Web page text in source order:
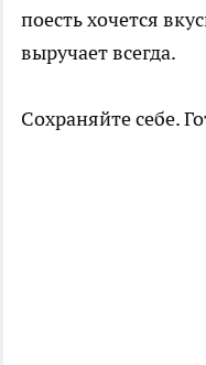
поесть хочется
выручает всегда.
Сохраняйте себе.